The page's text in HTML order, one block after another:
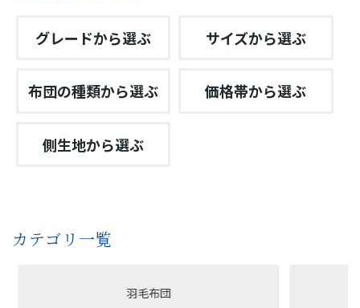
グレードから選ぶ サイズから選ぶ
布団の種類から選ぶ 価格帯から選ぶ
側生地から選ぶ
カテゴリ一覧
羽毛布団